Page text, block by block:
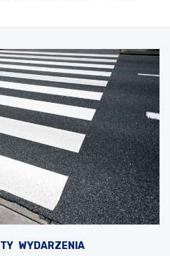
WYDARZENIA